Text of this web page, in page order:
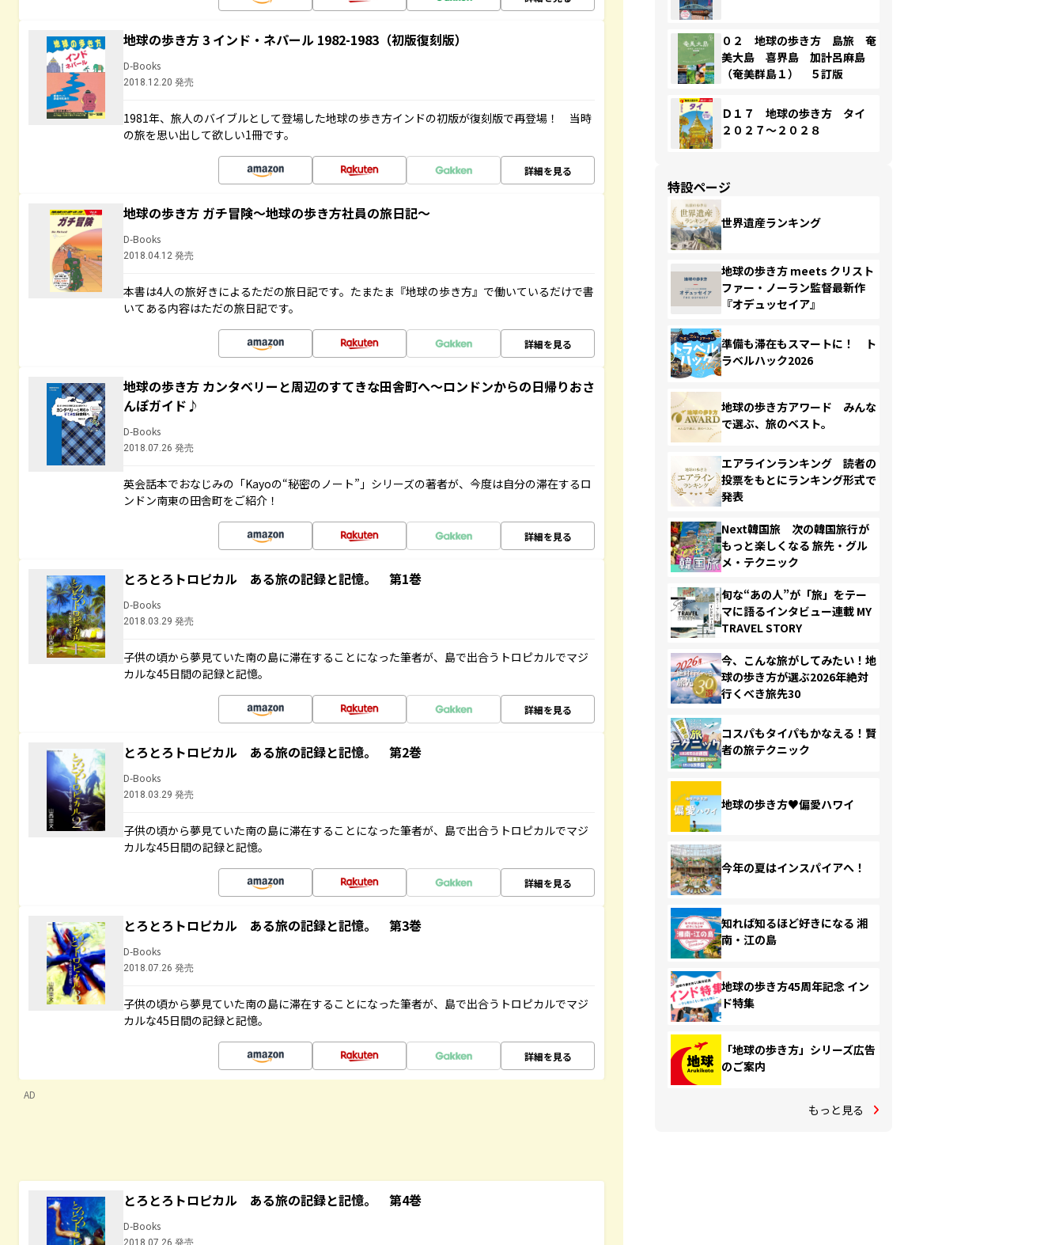
地球の歩き方 3 インド・ネパール 1982-1983（初版復刻版）
D-Books
2018.12.20 発売
1981年、旅人のバイブルとして登場した地球の歩き方インドの初版が復刻版で再登場！ 当時
の旅を思い出して欲しい1冊です。
詳細を見る
地球の歩き方 ガチ冒険～地球の歩き方社員の旅日記～
D-Books
2018.04.12 発売
本書は4人の旅好きによるただの旅日記です。たまたま『地球の歩き方』で働いているだけで書
いてある内容はただの旅日記です。
詳細を見る
地球の歩き方 カンタベリーと周辺のすてきな田舎町へ～ロンドンからの日帰りおさ
んぽガイド♪
D-Books
2018.07.26 発売
英会話本でおなじみの「Kayoの“秘密のノート”」シリーズの著者が、今度は自分の滞在するロ
ンドン南東の田舎町をご紹介！
詳細を見る
とろとろトロピカル ある旅の記録と記憶。 第1巻
D-Books
2018.03.29 発売
子供の頃から夢見ていた南の島に滞在することになった筆者が、島で出合うトロピカルでマジ
カルな45日間の記録と記憶。
詳細を見る
とろとろトロピカル ある旅の記録と記憶。 第2巻
D-Books
2018.03.29 発売
子供の頃から夢見ていた南の島に滞在することになった筆者が、島で出合うトロピカルでマジ
カルな45日間の記録と記憶。
詳細を見る
とろとろトロピカル ある旅の記録と記憶。 第3巻
D-Books
2018.07.26 発売
子供の頃から夢見ていた南の島に滞在することになった筆者が、島で出合うトロピカルでマジ
カルな45日間の記録と記憶。
詳細を見る
AD
とろとろトロピカル ある旅の記録と記憶。 第4巻
D-Books
2018.07.26 発売
０２ 地球の歩き方 島旅 奄
美大島 喜界島 加計呂麻島
（奄美群島１） ５訂版
Ｄ１７ 地球の歩き方 タイ
２０２７～２０２８
特設ページ
世界遺産ランキング
地球の歩き方 meets クリスト
ファー・ノーラン監督最新作
『オデュッセイア』
準備も滞在もスマートに！ ト
ラベルハック2026
地球の歩き方アワード みんな
で選ぶ、旅のベスト。
エアラインランキング 読者の
投票をもとにランキング形式で
発表
Next韓国旅 次の韓国旅行が
もっと楽しくなる 旅先・グル
メ・テクニック
旬な“あの人”が「旅」をテー
マに語るインタビュー連載 MY
TRAVEL STORY
今、こんな旅がしてみたい！地
球の歩き方が選ぶ2026年絶対
行くべき旅先30
コスパもタイパもかなえる！賢
者の旅テクニック
地球の歩き方♥偏愛ハワイ
今年の夏はインスパイアへ！
知れば知るほど好きになる 湘
南・江の島
地球の歩き方45周年記念 イン
ド特集
「地球の歩き方」シリーズ広告
のご案内
もっと見る